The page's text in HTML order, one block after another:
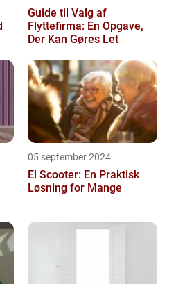
Guide til Valg af
Flyttefirma: En Opgave,
Der Kan Gøres Let
05 september 2024
El Scooter: En Praktisk
Løsning for Mange